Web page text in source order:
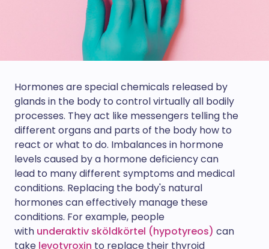
Hormones are special chemicals released by
glands in the body to control virtually all bodily
processes. They act like messengers telling the
different organs and parts of the body how to
react or what to do. Imbalances in hormone
levels caused by a hormone deficiency can
lead to many different symptoms and medical
conditions. Replacing the body's natural
hormones can effectively manage these
conditions. For example, people
with underaktiv sköldkörtel (hypotyreos) can
take levotyroxin to replace their thyroid